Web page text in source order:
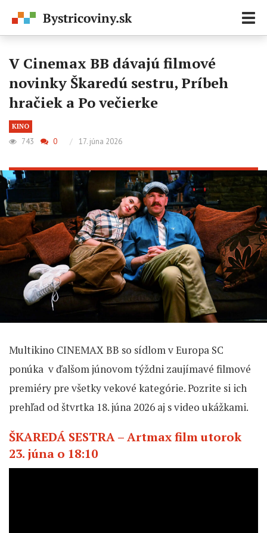
V Cinemax BB dávajú filmové
novinky Škaredú sestru, Príbeh
hračiek a Po večierke
KINO
743 0 / 17. júna 2026
Multikino CINEMAX BB so sídlom v Europa SC
ponúka v ďalšom júnovom týždni zaujímavé filmové
premiéry pre všetky vekové kategórie. Pozrite si ich
prehľad od štvrtka 18. júna 2026 aj s video ukážkami.
ŠKAREDÁ SESTRA – Artmax film utorok
23. júna o 18:10